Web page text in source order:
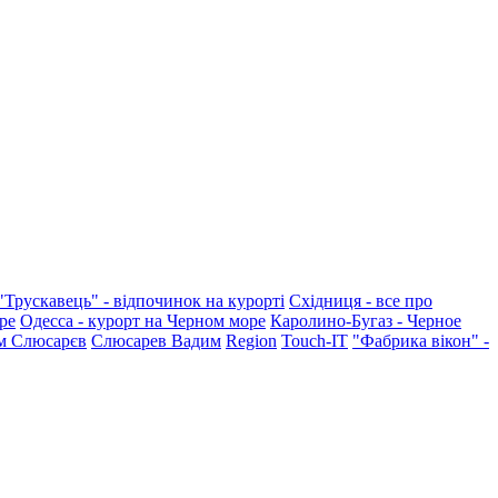
- відпочинок на курорті Східниця - все про
Одесса - курорт на Черном море Каролино-Бугаз - Черное
Слюсарєв Слюсарев Вадим Region Touch-IT "Фабрика вікон" -